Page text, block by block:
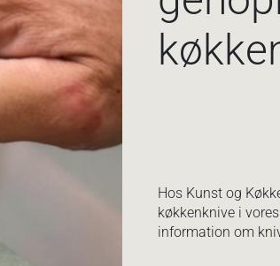
Hos Kunst og
køkkenknive i
information om